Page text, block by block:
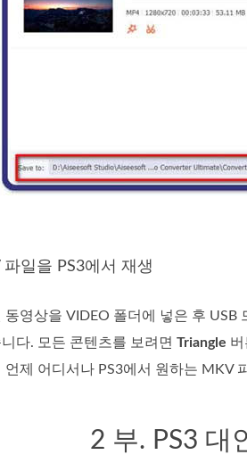
일을 PS3에서 재생
동영상을 VIDEO 폴더에 넣은 후
다. 모든 콘텐츠를 보려면 Triangle
제 어디서나 PS3에서 원하는 MKV
2 부. PS3 대